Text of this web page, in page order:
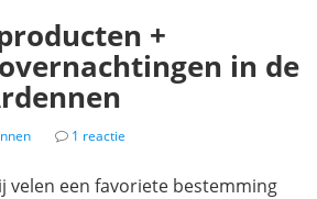
+
in de
1 reactie
velen een favoriete bestemming